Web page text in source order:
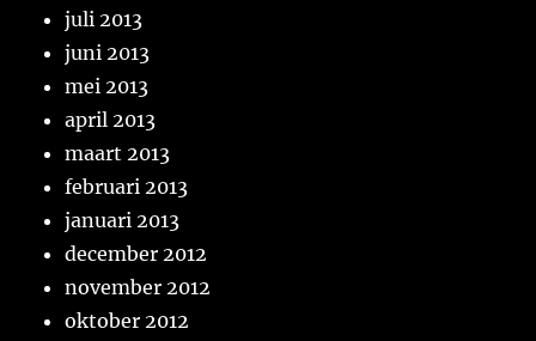
juli 2013
juni 2013
mei 2013
april 2013
maart 2013
februari 2013
januari 2013
december 2012
november 2012
oktober 2012